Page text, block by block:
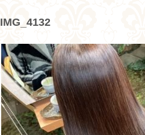
IMG_4132